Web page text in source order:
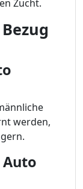
Zucht.
werden,